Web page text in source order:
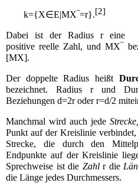
k={X∈E|MX =r}.[2]
Dabei ist der Radius reine
positive reelle Zahl, undMX
[MX].
Der doppelte Radius heißt
bezeichnet. Radius rund
Beziehungen d=2roderr=d/2
Manchmal wird auch jede Strecke,
Punkt auf der Kreislinie verbindet,
Strecke, die durch den
Endpunkte auf der Kreislinie
Sprechweise ist die Zahl rdie
die Länge jedes Durchmessers.